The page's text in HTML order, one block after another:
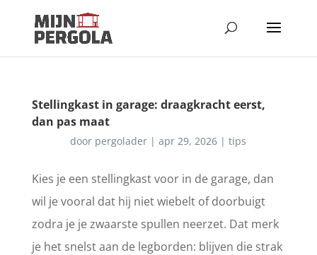
Stellingkast in garage: draagkracht eerst,
dan pas maat
door pergolader |apr 29, 2026 |tips
Kies je een stellingkast voor in de garage, dan
wil je vooral dat hij niet wiebelt of doorbuigt
zodra je je zwaarste spullen neerzet. Dat merk
je het snelst aan de legborden: blijven die strak